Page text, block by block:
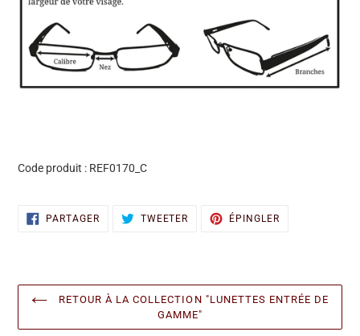
Code produit : REF0170_C
PARTAGERPARTAGERTWEETER TWEETERÉPINGLER
RETOUR À LA COLLECTION "LUNETTES ENTRÉE DE
GAMME"